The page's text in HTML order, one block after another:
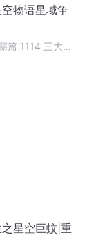
物语星域争
篇 1114 三大海
之星空巨蚊|重